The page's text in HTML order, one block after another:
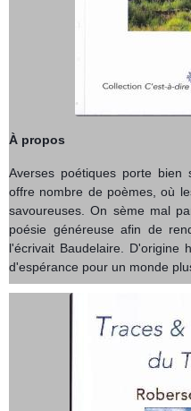
À propos
Averses poétiques porte bien
offre nombre de poèmes, où
savoureuses. On sème mal
poésie généreuse afin de
l'écrivait Baudelaire. D'origine
d'espérance pour un monde